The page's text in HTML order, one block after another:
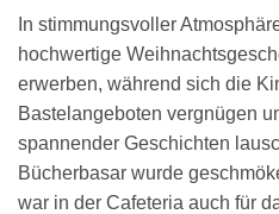
In stimmungsvoller
hochwertige
erwerben, während sich die
Bastelangeboten vergnügen
spannender Geschichten
Bücherbasar wurde
war in der Cafeteria auch für